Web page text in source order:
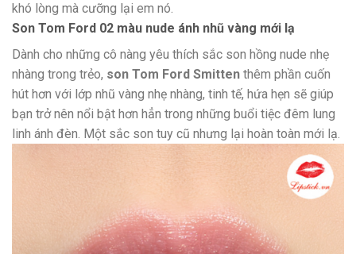
khó lòng mà cưỡng lại em nó.
Son Tom Ford 02 màu nude ánh nhũ vàng mới lạ
Dành cho những cô nàng yêu thích sắc son hồng nude nhẹ
nhàng trong trẻo, son Tom Ford Smitten thêm phần cuốn
hút hơn với lớp nhũ vàng nhẹ nhàng, tinh tế, hứa hẹn sẽ giúp
bạn trở nên nổi bật hơn hẳn trong những buổi tiệc đêm lung
linh ánh đèn. Một sắc son tuy cũ nhưng lại hoàn toàn mới lạ.